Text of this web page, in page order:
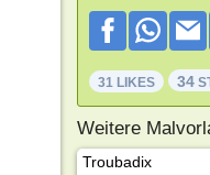
31 LIKES 34
Weitere
Troubadix